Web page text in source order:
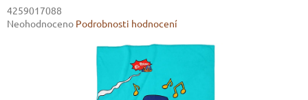
4259017088
Průměrné
Neohodnoceno Podrobnosti hodnocení